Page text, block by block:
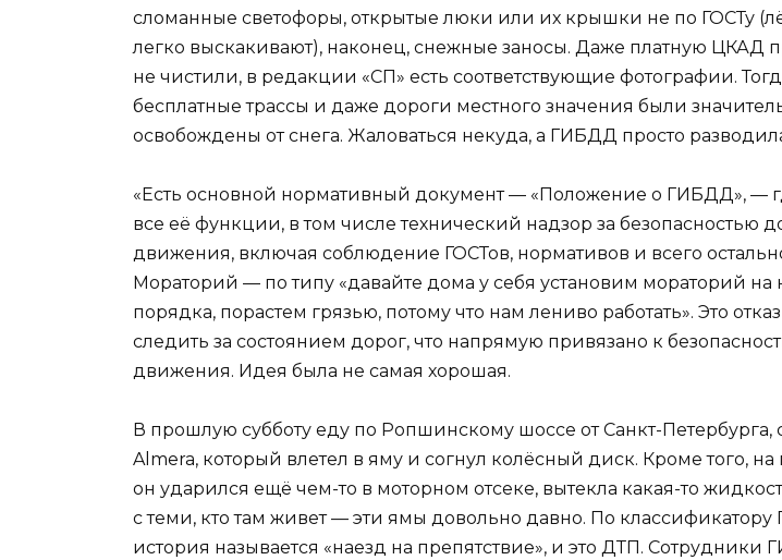
сломанные светофоры, открытые люки или их крышки не по ГОСТу
легко выскакивают), наконец, снежные заносы. Даже платную ЦКАД
не чистили, в редакции «СП» есть соответствующие фотографии.
бесплатные трассы и даже дороги местного значения были
освобождены от снега. Жаловаться некуда, а ГИБДД просто
«Есть основной нормативный документ — «Положение о ГИБДД», —
все её функции, в том числе технический надзор за безопасностью
движения, включая соблюдение ГОСТов, нормативов и всего
Мораторий — по типу «давайте дома у себя установим мораторий на
порядка, порастем грязью, потому что нам лениво работать». Это отказ
следить за состоянием дорог, что напрямую привязано к
движения. Идея была не самая хорошая.
В прошлую субботу еду по Ропшинскому шоссе от Санкт-Петербурга,
Almera, который влетел в яму и согнул колёсный диск. Кроме того,
он ударился ещё чем-то в моторном отсеке, вытекла какая-то
с теми, кто там живет — эти ямы довольно давно. По
история называется «наезд на препятствие», и это ДТП.